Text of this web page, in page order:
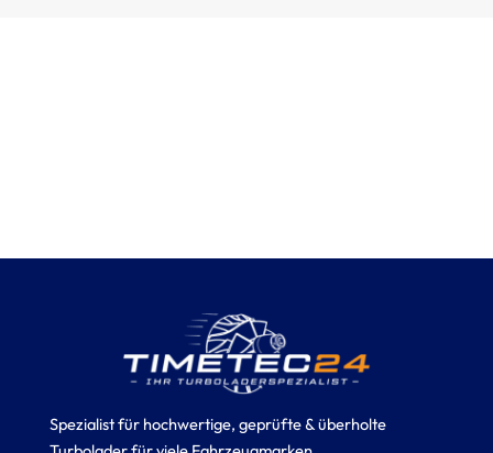
Spezialist für hochwertige, geprüfte & überholte